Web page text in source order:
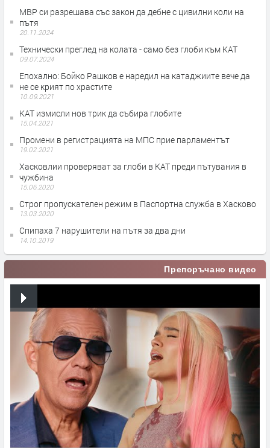
МВР си разрешава със закон да дебне с цивилни коли на
пътя
20.11.2024
Технически преглед на колата - само без глоби към КАТ
09.07.2024
Епохално: Бойко Рашков е наредил на катаджиите вече да
не се крият по храстите
10.09.2021
КАТ измисли нов трик да събира глобите
15.04.2021
Промени в регистрацията на МПС прие парламентът
19.02.2021
Хасковлии проверяват за глоби в КАТ преди пътувания в
чужбина
15.06.2020
Строг пропускателен режим в Паспортна служба в Хасково
13.03.2020
Спипаха 7 нарушители на пътя за два дни
14.10.2019
Препоръчано видео